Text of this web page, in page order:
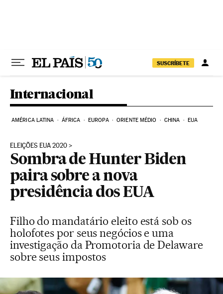
SUSCRÍBETE
Internacional
AMÉRICA LATINA ÁFRICA EUROPA ORIENTE MÉDIO CHINA EUA
ELEIÇÕES EUA 2020
Sombra de Hunter Biden
paira sobre a nova
presidência dos EUA
Filho do mandatário eleito está sob os
holofotes por seus negócios e uma
investigação da Promotoria de Delaware
sobre seus impostos